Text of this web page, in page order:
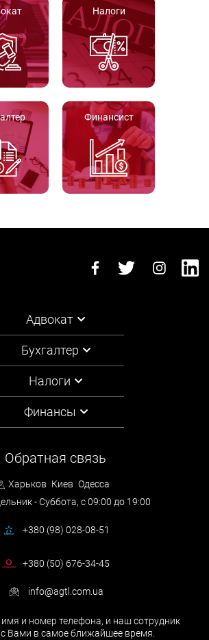
Налоги
Финансист
Адвокат
Бухгалтер
Налоги
Финансы
Обратная связь
Харьков Киев Одесса
- Суббота, с 09:00 до 19:00
+380 (98) 028-08-51
+380 (50) 676-34-45
info@agtl.com.ua
и номер телефона, и наш сотрудник
Вами в самое ближайшее время.